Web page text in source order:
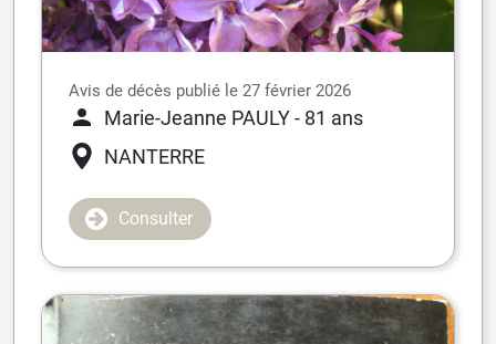
Avis de décès publié le 27 février 2026
Marie-Jeanne PAULY- 81 ans
NANTERRE
Consulter